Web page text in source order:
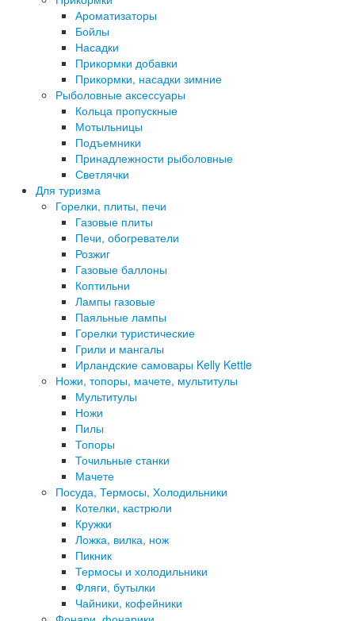
Ароматизаторы
Бойлы
Насадки
Прикормки добавки
Прикормки, насадки зимние
Рыболовные аксессуары
Кольца пропускные
Мотыльницы
Подъемники
Принадлежности рыболовные
Светлячки
Для туризма
Горелки, плиты, печи
Газовые плиты
Печи, обогреватели
Розжиг
Газовые баллоны
Коптильни
Лампы газовые
Паяльные лампы
Горелки туристические
Грили и мангалы
Ирландские самовары Kelly Kettle
Ножи, топоры, мачете, мультитулы
Мультитулы
Ножи
Пилы
Топоры
Точильные станки
Мачете
Посуда, Термосы, Холодильники
Котелки, кастрюли
Кружки
Ложка, вилка, нож
Пикник
Термосы и холодильники
Фляги, бутылки
Чайники, кофейники